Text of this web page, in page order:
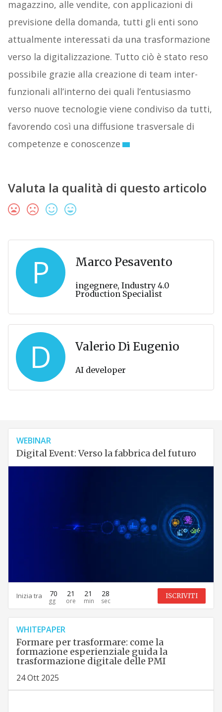
magazzino, alle vendite, con applicazioni di
previsione della domanda, tutti gli enti sono
attualmente interessati da una trasformazione
verso la digitalizzazione. Tutto ciò è stato reso
possibile grazie alla creazione di team inter-
funzionali all’interno dei quali l’entusiasmo
verso nuove tecnologie viene condiviso da tutti,
favorendo così una diffusione trasversale di
competenze e conoscenze
Valuta la qualità di questo articolo
P Marco Pesavento
ingegnere, Industry 4.0
Production Specialist
D Valerio Di Eugenio
AI developer
WEBINAR
Digital Event: Verso la fabbrica del futuro
Inizia tra 70 21 21 26 ISCRIVITI
WHITEPAPER
Formare per trasformare: come la
formazione esperienziale guida la
trasformazione digitale delle PMI
24 Ott 2025